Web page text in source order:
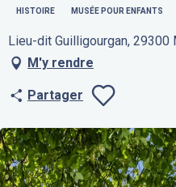
HISTOIRE MUSÉE POUR ENFANTS
Lieu-dit Guilligourgan, 29300
M'y rendre
Partager